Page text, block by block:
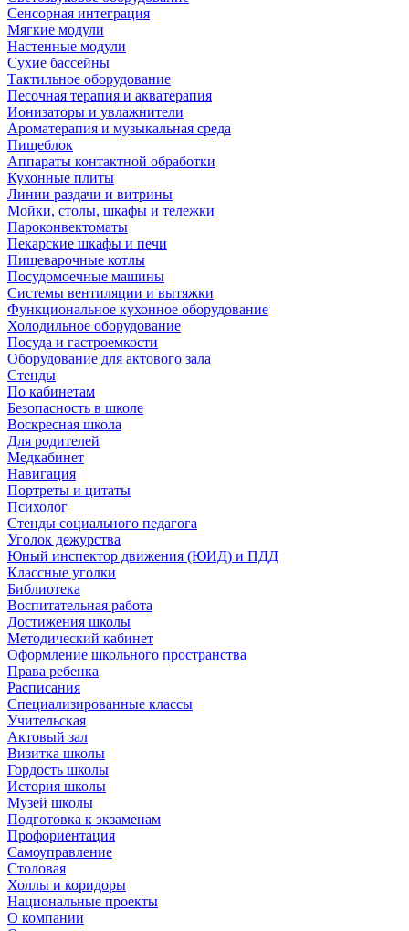
Сенсорная интеграция
Мягкие модули
Настенные модули
Сухие бассейны
Тактильное оборудование
Песочная терапия и акватерапия
Ионизаторы и увлажнители
Ароматерапия и музыкальная среда
Пищеблок
Аппараты контактной обработки
Кухонные плиты
Линии раздачи и витрины
Мойки, столы, шкафы и тележки
Пароконвектоматы
Пекарские шкафы и печи
Пищеварочные котлы
Посудомоечные машины
Системы вентиляции и вытяжки
Функциональное кухонное оборудование
Холодильное оборудование
Посуда и гастроемкости
Оборудование для актового зала
Стенды
По кабинетам
Безопасность в школе
Воскресная школа
Для родителей
Медкабинет
Навигация
Портреты и цитаты
Психолог
Стенды социального педагога
Уголок дежурства
Юный инспектор движения (ЮИД) и ПДД
Классные уголки
Библиотека
Воспитательная работа
Достижения школы
Методический кабинет
Оформление школьного пространства
Права ребенка
Расписания
Специализированные классы
Учительская
Актовый зал
Визитка школы
Гордость школы
История школы
Музей школы
Подготовка к экзаменам
Профориентация
Самоуправление
Столовая
Холлы и коридоры
Национальные проекты
О компании